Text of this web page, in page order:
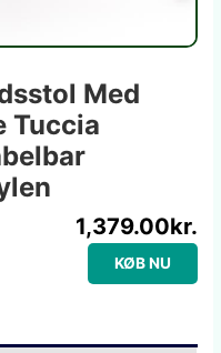
Med
Tuccia
1,379.00kr.
KØB NU